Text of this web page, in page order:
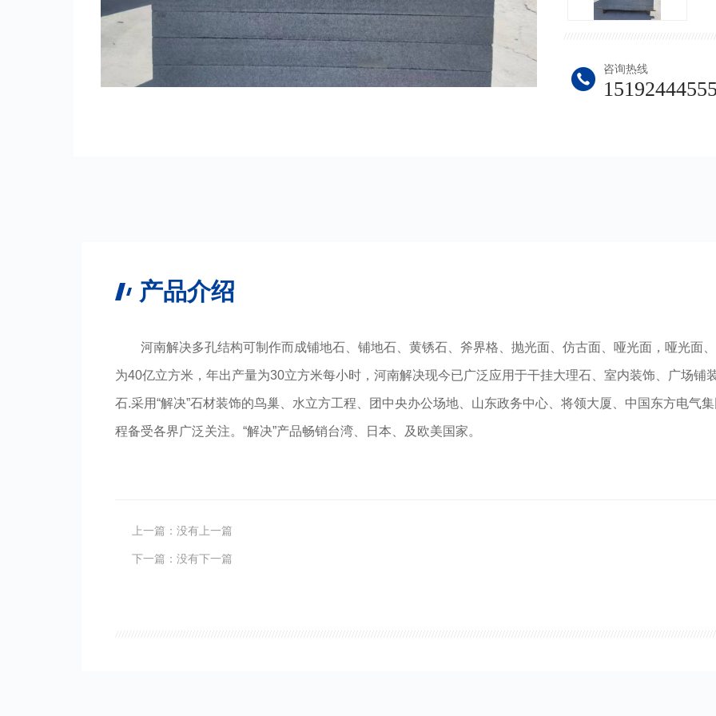
咨询热线
产品介绍
河南解决多孔结构可制作而成铺地石、铺地石、黄锈石、斧界格、抛光面、仿古面、哑光面，哑光面
为40亿立方米，年出产量为30立方米每小时，河南解决现今已广泛应用于干挂大理石、室内装饰、广场铺
石.采用“解决”石材装饰的鸟巢、水立方工程、团中央办公场地、山东政务中心、将领大厦、中国东方电气
程备受各界广泛关注。“解决”产品畅销台湾、日本、及欧美国家。
上一篇：没有上一篇
下一篇：没有下一篇